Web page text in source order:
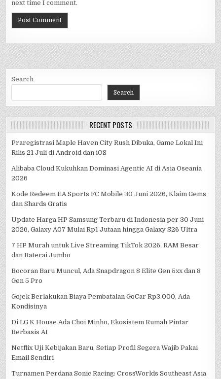
next time I comment.
Search
Search
RECENT POSTS
Praregistrasi Maple Haven City Rush Dibuka, Game Lokal Ini
Rilis 21 Juli di Android dan iOS
Alibaba Cloud Kukuhkan Dominasi Agentic AI di Asia Oseania
2026
Kode Redeem EA Sports FC Mobile 30 Juni 2026, Klaim Gems
dan Shards Gratis
Update Harga HP Samsung Terbaru di Indonesia per 30 Juni
2026, Galaxy A07 Mulai Rp1 Jutaan hingga Galaxy S26 Ultra
7 HP Murah untuk Live Streaming TikTok 2026, RAM Besar
dan Baterai Jumbo
Bocoran Baru Muncul, Ada Snapdragon 8 Elite Gen 5xx dan 8
Gen 5 Pro
Gojek Berlakukan Biaya Pembatalan GoCar Rp3.000, Ada
Kondisinya
Di LG K House Ada Choi Minho, Ekosistem Rumah Pintar
Berbasis AI
Netflix Uji Kebijakan Baru, Setiap Profil Segera Wajib Pakai
Email Sendiri
Turnamen Perdana Sonic Racing: CrossWorlds Southeast Asia